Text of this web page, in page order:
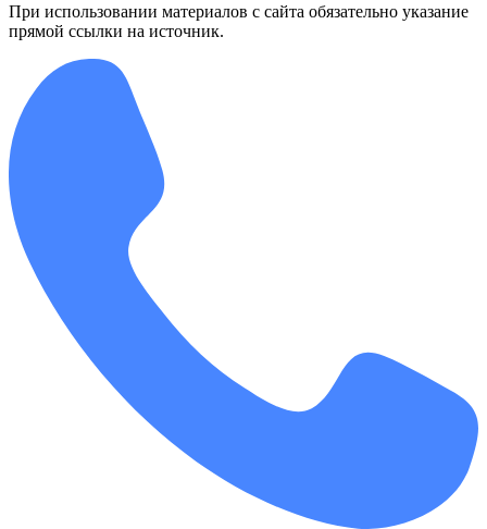
При использовании материалов с сайта обязательно указание
прямой ссылки на источник.